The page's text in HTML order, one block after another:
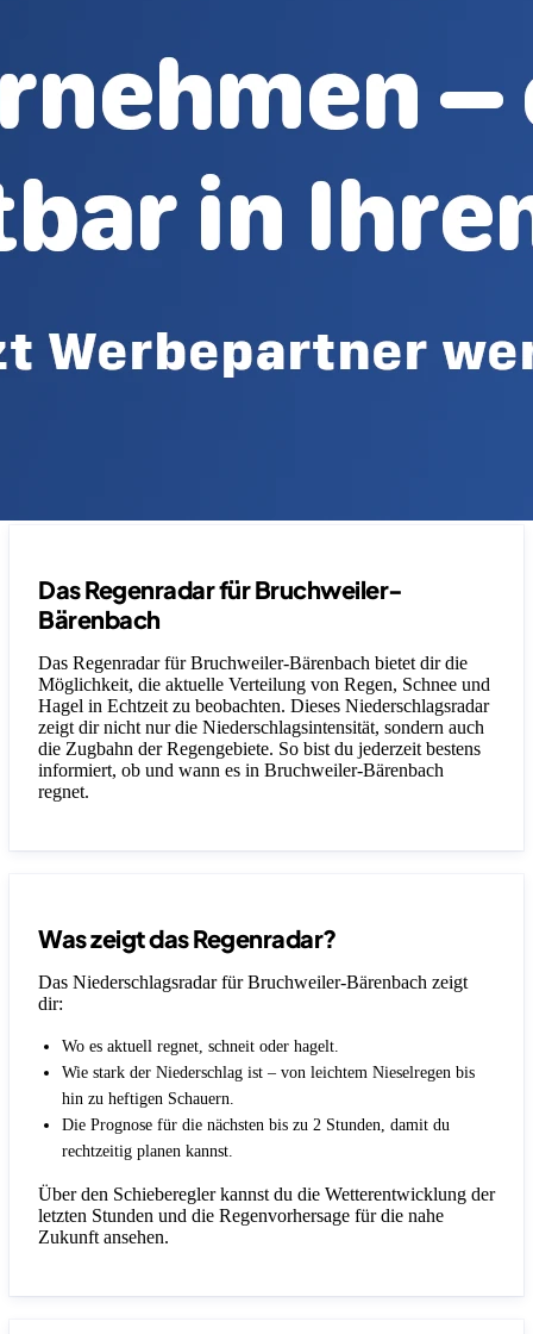
Das Regenradar für Bruchweiler-
Bärenbach
Das Regenradar für Bruchweiler-Bärenbach bietet dir die
Möglichkeit, die aktuelle Verteilung von Regen, Schnee und
Hagel in Echtzeit zu beobachten. Dieses Niederschlagsradar
zeigt dir nicht nur die Niederschlagsintensität, sondern auch
die Zugbahn der Regengebiete. So bist du jederzeit bestens
informiert, ob und wann es in Bruchweiler-Bärenbach
regnet.
Was zeigt das Regenradar?
Das Niederschlagsradar für Bruchweiler-Bärenbach zeigt
dir:
Wo es aktuell regnet, schneit oder hagelt.
Wie stark der Niederschlag ist – von leichtem Nieselregen bis
hin zu heftigen Schauern.
Die Prognose für die nächsten bis zu 2 Stunden, damit du
rechtzeitig planen kannst.
Über den Schieberegler kannst du die Wetterentwicklung der
letzten Stunden und die Regenvorhersage für die nahe
Zukunft ansehen.